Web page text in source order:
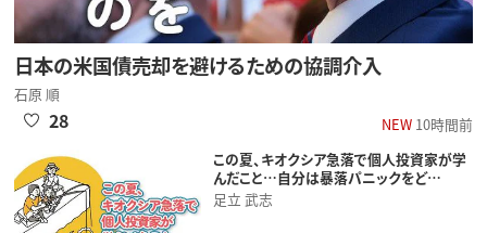
日本の米国債売却を避けるための協調介入
石原 順
NEW10時間前
28
この夏、キオクシア急落で個人投資家が学
んだこと…自分は暴落パニックをど…
足立 武志